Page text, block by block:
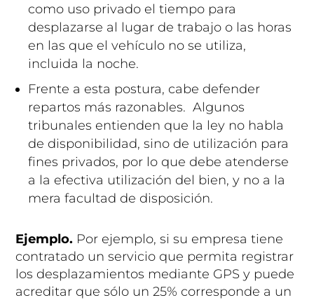
como uso privado el tiempo para
desplazarse al lugar de trabajo o las horas
en las que el vehículo no se utiliza,
incluida la noche.
Frente a esta postura, cabe defender
repartos más razonables. Algunos
tribunales entienden que la ley no habla
de disponibilidad, sino de utilización para
fines privados, por lo que debe atenderse
a la efectiva utilización del bien, y no a la
mera facultad de disposición.
Ejemplo. Por ejemplo, si su empresa tiene
contratado un servicio que permita registrar
los desplazamientos mediante GPS y puede
acreditar que sólo un 25% corresponde a un